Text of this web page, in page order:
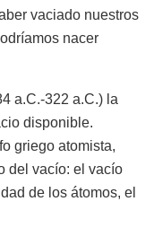
vaciado nuestros
nacer
a.C.-322 a.C.) la
disponible.
griego atomista,
del vacío: el vacío
de los átomos, el